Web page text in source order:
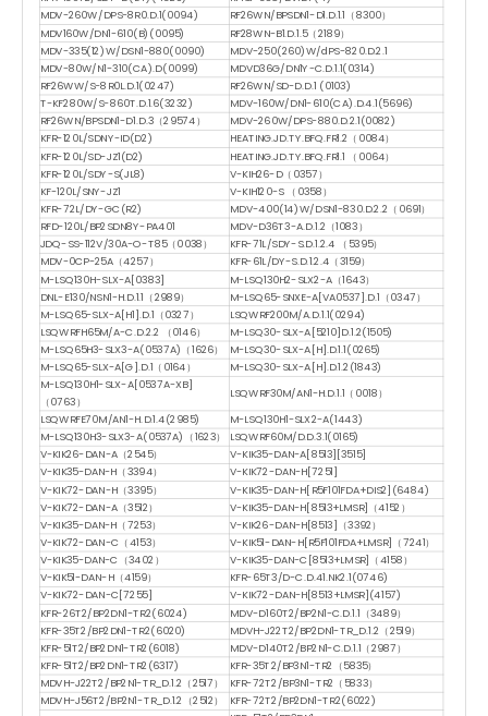
MDV-260W/DPS-8R0.D.1(0094) RF26WN/BPSDN1-D1.D.1.1（8300）
MDV160W/DN1-610(B)(0095) RF28WN-B1.D.1.5（2189）
MDV-335(12)W/DSN1-880(0090) MDV-250(260)W/dPS-820.D.2.1
MDV-80W/N1-310(CA).D(0099) MDVD36G/DN1Y-C.D.1.1(0314)
RF26WW/S-8R0L.D.1(0247) RF26WN/SD-D.D.1 (0103)
T-KF280W/S-860T.D.1.6(3232) MDV-160W/DN1-610(CA).D.4.1(5696)
RF26WN/BPSDN1-D1.D.3（29574） MDV-260W/DPS-880.D.2.1(0082)
KFR-120L/SDNY-ID(D2) HEATING.JD.TY.BFQ.FR1.2（0084）
KFR-120L/SD-JZ1(D2) HEATING.JD.TY.BFQ.FR1.1 （0064）
KFR-120L/SDY-S(JL8)
V-KIH26-D（0357）
KF-120L/SNY-JZ1
V-KIH120-S （0358）
KFR-72L/DY-GC(R2)
MDV-400(14)W/DSN1-830.D.2.2（0691）
RFD-120L/BP2SDN8Y-PA401
MDV-D36T3-A.D.1.2（1083）
JDQ-SS-112V/30A-O-T85（0038）
KFR-71L/SDY-S.D.1.2.4 （5395）
MDV-0CP-25A（4257）
KFR-61L/DY-S.D.1.2.4（3159）
M-LSQ130H-SLX-A[0383] M-LSQ130H2-SLX2-A（1643）
DNL-E130/NSN1-H.D.1.1（2989） M-LSQ65-SNXE-A[VA0537].D.1（0347）
M-LSQ65-SLX-A[H1].D.1（0327） LSQWRF200M/A.D.1.1(0294)
LSQWRFH65M/A-C.D.2.2 （0146） M-LSQ30-SLX-A[5210]D.1.2(1505)
M-LSQ65H3-SLX3-A(0537A)（1626） M-LSQ30-SLX-A[H].D.1.1(0265)
M-LSQ65-SLX-A[G].D.1（0164） M-LSQ30-SLX-A[H].D.1.2(1843)
M-LSQ130H1-SLX-A[0537A-XB]
（0763）
LSQWRF30M/AN1-H.D.1.1（0018）
LSQWRFE70M/AN1-H.D.1.4(2985)
M-LSQ130H1-SLX2-A(1443)
M-LSQ130H3-SLX3-A(0537A)（1623） LSQWRF60M/D.D.3.1(0165)
V-KIK26-DAN-A（2545）
V-KIK35-DAN-A[8513][3515]
V-KIK35-DAN-H（3394）
V-KIK72-DAN-H[7251]
V-KIK72-DAN-H（3395）
V-KIK35-DAN-H[R5F101FDA+DIS2](6484)
V-KIK72-DAN-A（3512）
V-KIK35-DAN-H[8513+LMSR]（4152）
V-KIK35-DAN-H（7253）
V-KIK26-DAN-H[8513]（3392）
V-KIK72-DAN-C（4153）
V-KIK51-DAN-H[R5F101FDA+LMSR]（7241）
V-KIK35-DAN-C（3402） V-KIK35-DAN-C[8513+LMSR]（4158）
V-KIK51-DAN-H（4159） KFR-65T3/D-C.D.41.NK2.1(0746)
V-KIK72-DAN-C[7255] V-KIK72-DAN-H[8513+LMSR](4157)
KFR-26T2/BP2DN1-TR2(6024) MDV-D160T2/BP2N1-C.D.1.1（3489）
KFR-35T2/BP2DN1-TR2(6020) MDVH-J22T2/BP2DN1-TR_D.1.2（2519）
KFR-51T2/BP2DN1-TR2(6018) MDV-D140T2/BP2N1-C.D.1.1（2987）
KFR-51T2/BP2DN1-TR2(6317) KFR-35T2/BP3N1-TR2（5835）
MDVH-J22T2/BP2N1-TR_D.1.2（2517） KFR-72T2/BP3N1-TR2（5833）
MDVH-J56T2/BP2N1-TR_D.1.2（2512）
KFR-72T2/BP2DN1-TR2(6022)